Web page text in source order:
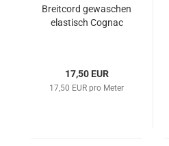
Breitcord gewaschen
elastisch Cognac
17,50 EUR
17,50 EUR pro Meter